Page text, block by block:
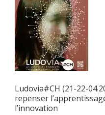
Ludovia#CH (21-22-
repenser
l’innovation